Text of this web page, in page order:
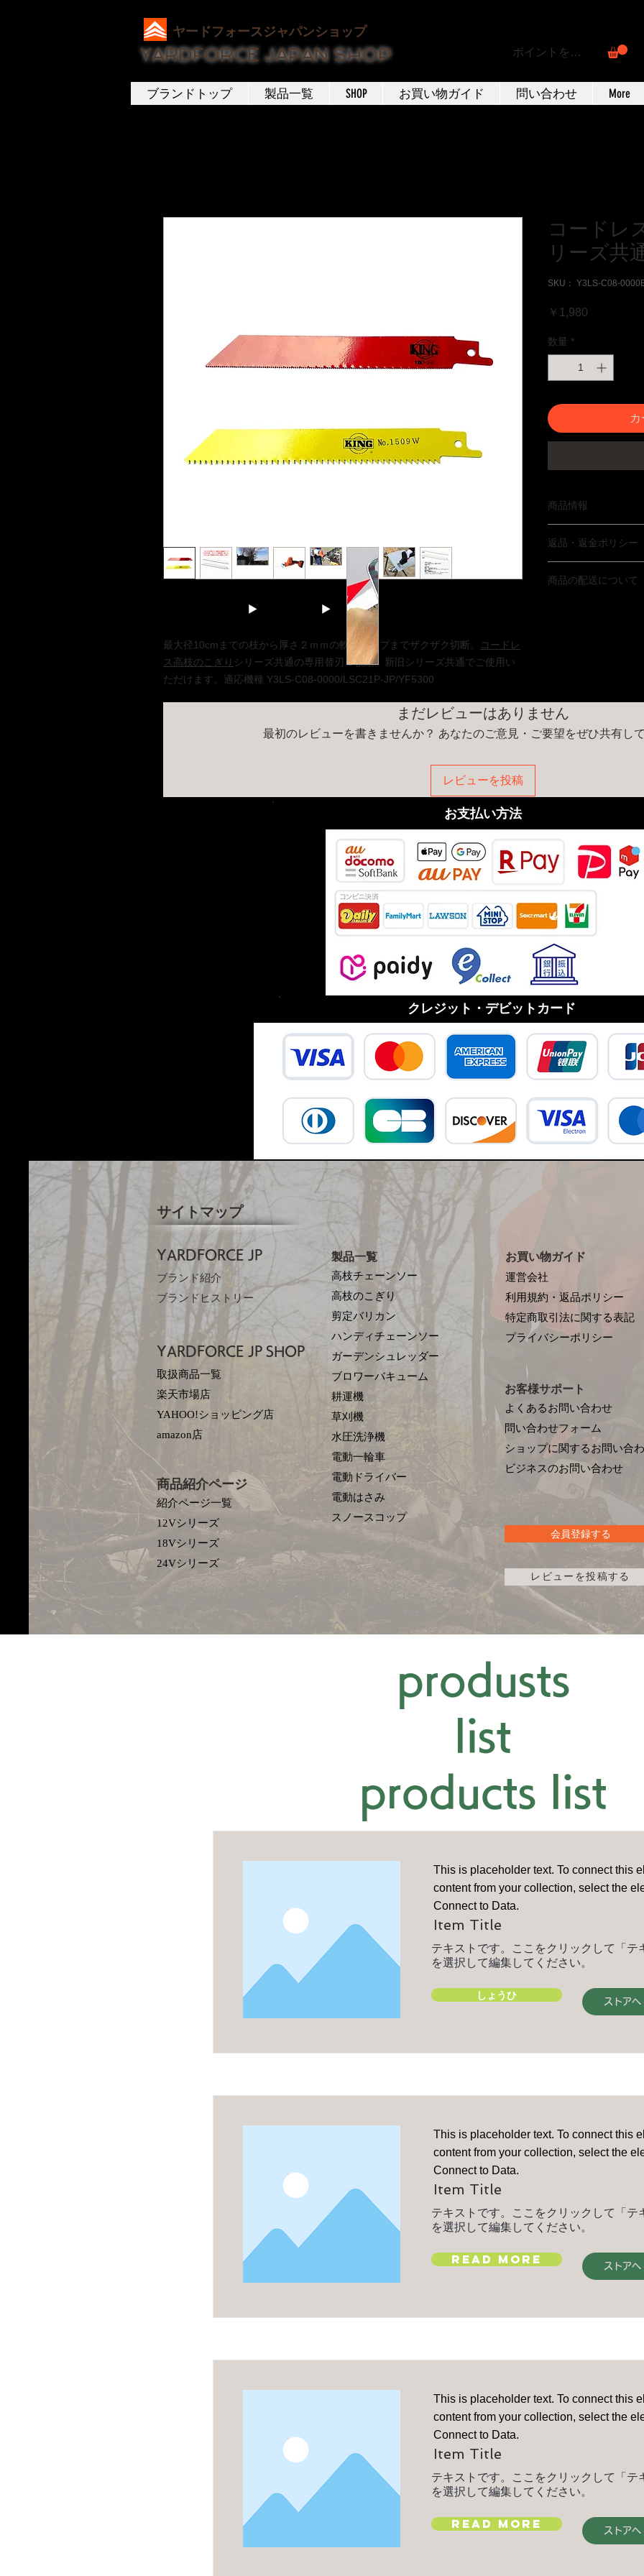
ヤードフォースジャパンショップ
YARDFORCE JAPAN SHOP ポイントを表示
ブランドトップ 製品一覧 SHOP お買い物ガイド 問い合わせ More
最大径10cmまでの枝から厚さ２ｍｍの軟鋼パイプまでザクザク切断。
コードレ
ス高枝のこぎり シリーズ共通の専用替刃２枚組。新旧シリーズ共通でご使用い
ただけます。適応機種 Y3LS-C08-0000/LSC21P-JP/YF5300
コードレ
リーズ共
SKU： Y3LS-C08-
￥1,980
数量 *
商品情報
いただけます。
木材用・軟鋼用の２
ていません。商品の
返品・返金ポリシー
などあった場合は商
商品の配送について
まだレビューはありません
最初のレビューを書きませんか？ あなたのご意見・ご要望をぜひ共有し
レビューを投稿
​お支払い方法
クレジット・デビットカード
サイトマップ
YARDFORCE JP​
ブランド紹介
ブランドヒストリー
YARDFORCE JP​ SHOP
取扱商品一覧
楽天市場店
YAHOO!ショッピング店
amazon店
商品紹介ページ
紹介ページ一覧
12Vシリーズ
18Vシリーズ
​24Vシリーズ
製品一覧
高枝チェーンソー
高枝のこぎり
剪定バリカン
ハンディチェーンソー
ガーデンシュレッダー
ブロワーバキューム
耕運機
草刈機
水圧洗浄機
電動一輪車
電動ドライバー
電動はさみ
​スノースコップ
お買い物ガイド
運営会社
利用規約・返品ポリシー
特定商取引法に関する表記
プライバシーポリシー
お客様サポート
よくあるお問い合わせ
問い合わせフォーム
ショップに関するお問い合
​ビジネスのお問い合わせ
会員登録する
レビューを投稿する
produsts
list
products list
This is placeholder text. To connect this
content from your collection, select the
Connect to Data.
Item Title
テキストです。ここをクリックして「テ
を選択して編集してください。
しょうひ ストアへ
This is placeholder text. To connect this
content from your collection, select the
Connect to Data.
Item Title
テキストです。ここをクリックして「テ
を選択して編集してください。
Read More ストアへ
This is placeholder text. To connect this
content from your collection, select the
Connect to Data.
Item Title
テキストです。ここをクリックして「テ
を選択して編集してください。
Read More ストアへ